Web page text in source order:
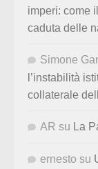
imperi: come
caduta delle
Simone
l’instabilità
collaterale
AR su La
ernesto su